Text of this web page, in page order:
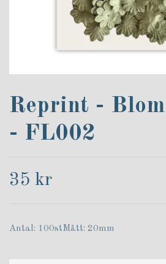
Reprint -
- FL002
35 kr
Antal: 100stMått: 20mm